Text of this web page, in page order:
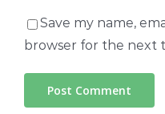
Save my name,
browser for the next